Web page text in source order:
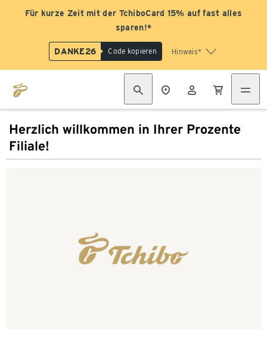
Für kurze Zeit mit der TchiboCard 15% auf fast alles
sparen!*
DANKE26 Code kopieren Hinweis*
Herzlich willkommen in Ihrer Prozente
Filiale!